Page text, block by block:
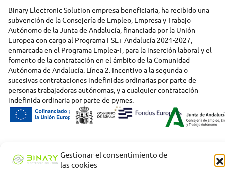
Gestionar el consentimiento de
las cookies
Binary Electronic Solution empresa beneficiaria, ha recibido una
subvención de la Consejería de Empleo, Empresa y Trabajo
Autónomo de la Junta de Andalucía, financiada por la Unión
Europea con cargo al Programa FSE+ Andalucía 2021-2027,
enmarcada en el Programa Emplea-T, para la inserción laboral y el
fomento de la contratación en el ámbito de la Comunidad
Autónoma de Andalucía. Línea 2. Incentivo a la segunda o
sucesivas contrataciones indefinidas ordinarias por parte de
personas trabajadoras autónomas, y a cualquier contratación
indefinida ordinaria por parte de pymes.